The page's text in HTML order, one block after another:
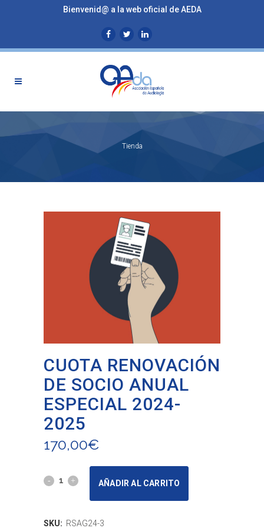
Bienvenid@ a la web oficial de AEDA
Tienda
CUOTA RENOVACIÓN
DE SOCIO ANUAL
ESPECIAL 2024-
2025
170,00€
CUOTA
RENOVACIÓN
DE
AÑADIR AL CARRITO
SKU: RSAG24-3